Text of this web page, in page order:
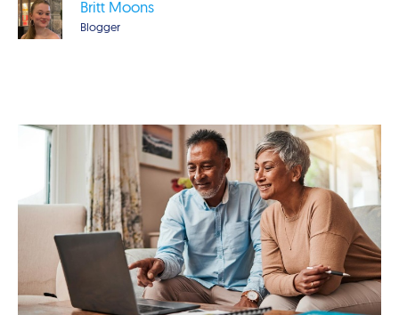
Britt Moons
Blogger